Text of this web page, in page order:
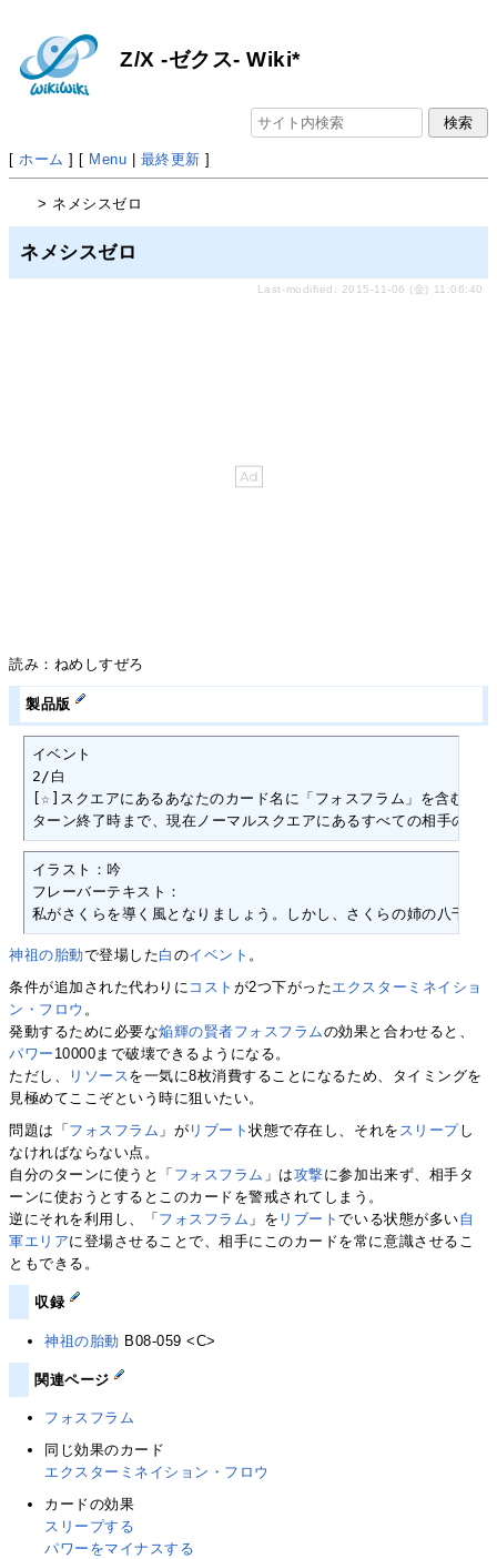
Z/X -ゼクス- Wiki*
[ ホーム ] [ Menu | 最終更新 ]
> ネメシスゼロ
ネメシスゼロ
Last-modified: 2015-11-06 (金) 11:06:40
読み：ねめしすぜろ
製品版
イベント
2/白
[☆]スクエアにあるあなたのカード名に「フォスフラム」を含むゼ
ターン終了時まで、現在ノーマルスクエアにあるすべての相手のゼ
イラスト：吟
フレーバーテキスト：
私がさくらを導く風となりましょう。しかし、さくらの姉の八千
神祖の胎動で登場した白 のイベント 。
条件が追加された代わりに コスト が2つ下がったエクスターミネイショ
ン・フロウ 。
発動するために必要な焔輝の賢者フォスフラムの効果と合わせると、
パワー 10000まで破壊できるようになる。
ただし、
リソース を一気に8枚消費することになるため、タイミングを
見極めてここぞという時に狙いたい。
問題は「 フォスフラム 」が リブート状態で存在し、それを スリープし
なければならない点。
自分のターンに使うと「 フォスフラム 」は攻撃に参加出来ず、相手タ
ーンに使おうとするとこのカードを警戒されてしまう。
逆にそれを利用し、「 フォスフラム 」を リブートでいる状態が多い自
軍エリアに登場させることで、相手にこのカードを常に意識させるこ
ともできる。
収録
神祖の胎動 B08-059 <C>
関連ページ
フォスフラム
同じ効果のカード
エクスターミネイション・フロウ
カードの効果
スリープする
パワーをマイナスする